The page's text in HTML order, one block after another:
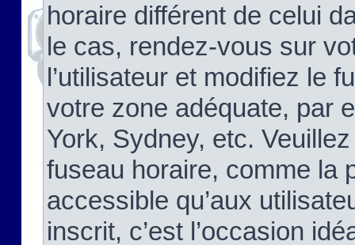
horaire différent de celui
le cas, rendez-vous sur
l’utilisateur et modifiez le
votre zone adéquate, par
York, Sydney, etc.
fuseau horaire, comme la
accessible qu’aux
inscrit, c’est l’occasion